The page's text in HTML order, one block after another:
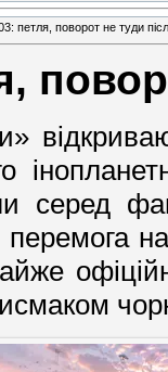
петля, поворот не туди
серед